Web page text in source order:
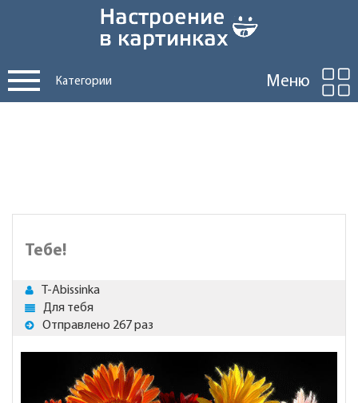
Категории Меню
Тебе!
T-Abissinka
Для тебя
Отправлено 267 раз